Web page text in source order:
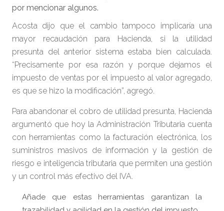
por mencionar algunos.
Acosta dijo que el cambio tampoco implicaría una
mayor recaudación para Hacienda, si la utilidad
presunta del anterior sistema estaba bien calculada.
“Precisamente por esa razón y porque dejamos el
impuesto de ventas por el impuesto al valor agregado,
es que se hizo la modificación”, agregó.
Para abandonar el cobro de utilidad presunta, Hacienda
argumentó que hoy la Administración Tributaria cuenta
con herramientas como la facturación electrónica, los
suministros masivos de información y la gestión de
riesgo e inteligencia tributaria que permiten una gestión
y un control más efectivo del IVA.
Añade que estas herramientas garantizan la